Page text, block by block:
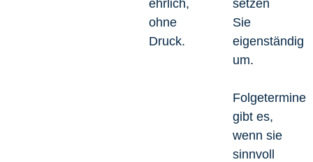
ehrlich,
ohne
Druck.
setzen
Sie
eigenständig
um.
Folgetermine
gibt es,
wenn sie
sinnvoll